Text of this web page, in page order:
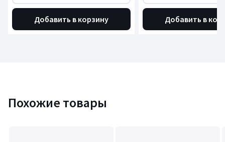
Добавить в корзину Добавить в
Похожие товары